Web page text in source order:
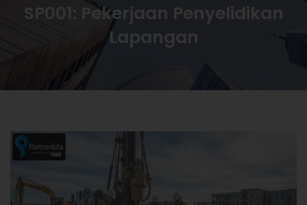
SP001: Pekerjaan Penyelidikan
Lapangan